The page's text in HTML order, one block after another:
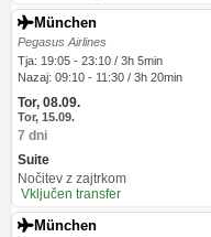
München
Pegasus Airlines
Tja: 19:05 - 23:10 / 3h 5min
Nazaj: 09:10 - 11:30 / 3h 20min
Tor, 08.09.
Tor, 15.09.
7 dni
Suite
Nočitev z zajtrkom
Vključen transfer
München